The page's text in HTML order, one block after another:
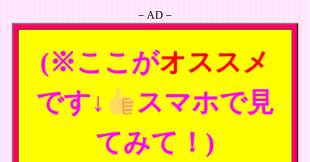
－AD－
(※ここがオススメ
です↓
スマホで見
てみて！)